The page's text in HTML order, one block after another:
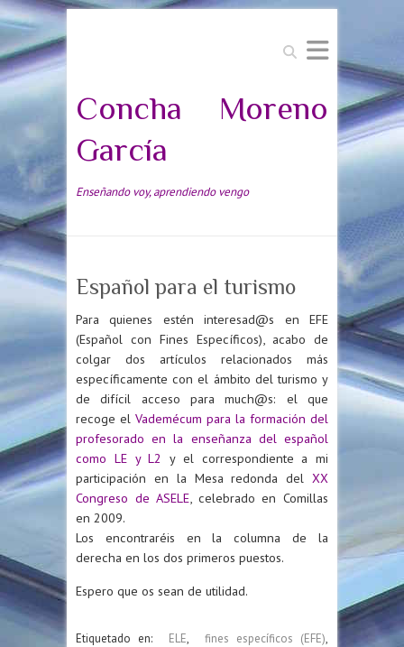
Buscar
Concha Moreno
García
Enseñando voy, aprendiendo vengo
Español para el turismo
Para quienes estén interesad@s en EFE
(Español con Fines Específicos), acabo de
colgar dos artículos relacionados más
específicamente con el ámbito del turismo y
de difícil acceso para much@s: el que
recoge el Vademécum para la formación del
profesorado en la enseñanza del español
como LE y L2 y el correspondiente a mi
participación en la Mesa redonda del XX
Congreso de ASELE, celebrado en Comillas
en 2009.
Los encontraréis en la columna de la
derecha en los dos primeros puestos.
Espero que os sean de utilidad.
Etiquetado en: ELE, fines específicos (EFE),